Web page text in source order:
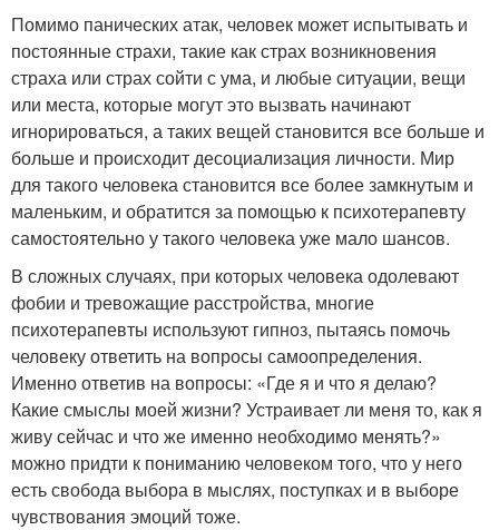
Помимо панических атак, человек может испытывать и
постоянные страхи, такие как страх возникновения
страха или страх сойти с ума, и любые ситуации, вещи
или места, которые могут это вызвать начинают
игнорироваться, а таких вещей становится все больше и
больше и происходит десоциализация личности. Мир
для такого человека становится все более замкнутым и
маленьким, и обратится за помощью к психотерапевту
самостоятельно у такого человека уже мало шансов.
В сложных случаях, при которых человека одолевают
фобии и тревожащие расстройства, многие
психотерапевты используют гипноз, пытаясь помочь
человеку ответить на вопросы самоопределения.
Именно ответив на вопросы: «Где я и что я делаю?
Какие смыслы моей жизни? Устраивает ли меня то, как я
живу сейчас и что же именно необходимо менять?»
можно придти к пониманию человеком того, что у него
есть свобода выбора в мыслях, поступках и в выборе
чувствования эмоций тоже.